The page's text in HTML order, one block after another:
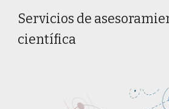
Servicios de
científica